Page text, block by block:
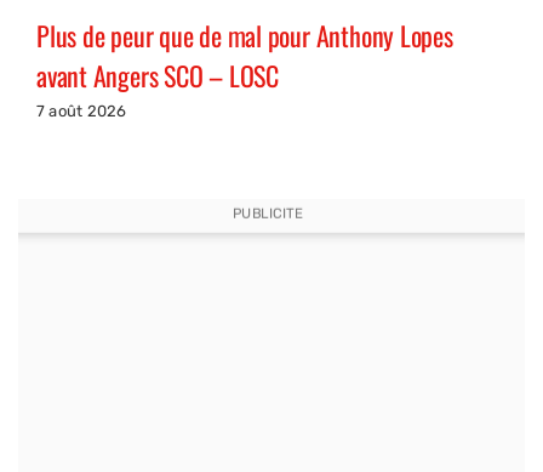
Plus de peur que de mal pour Anthony Lopes
avant Angers SCO – LOSC
7 août 2026
PUBLICITE